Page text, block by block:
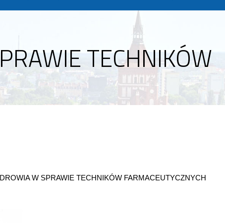
TECHNIKÓW
W SPRAWIE TECHNIKÓW FARMACEUTYCZNYCH